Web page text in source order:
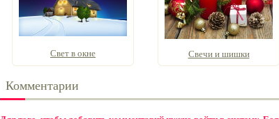
Свет в окне Свечи и шишки
Комментарии